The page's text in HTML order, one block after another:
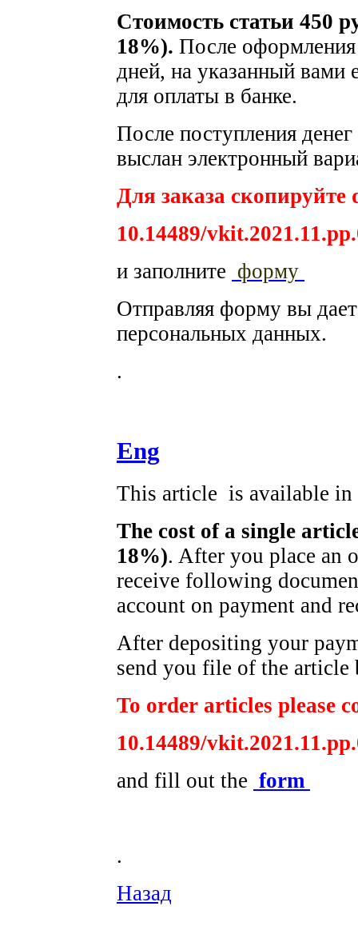
Стоимость статьи 450
18%). После оформления
дней, на указанный вами
для оплаты в банке.
После поступления денег
выслан электронный
Для заказа скопируйте
10.14489/
и заполните форму
Отправляя форму вы
персональных данных.
.
Eng
This article is available in
The cost of a single
18%). After you place an
receive following
account on payment and
After depositing your
send you file of the article
To order articles please
10.14489/
and fill out the form
.
Назад